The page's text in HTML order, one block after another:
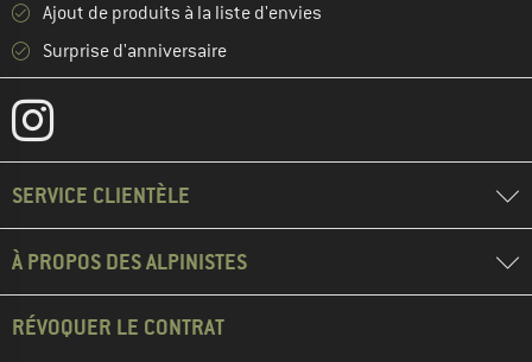
Ajout de produits à la liste d'envies
Surprise d'anniversaire
SERVICE CLIENTÈLE
À PROPOS DES ALPINISTES
RÉVOQUER LE CONTRAT